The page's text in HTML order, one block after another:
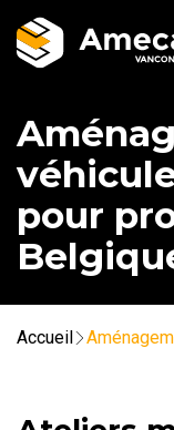
pour
Accueil